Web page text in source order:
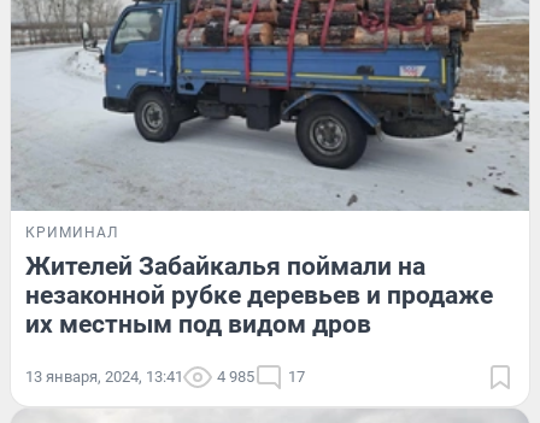
КРИМИНАЛ
Жителей Забайкалья поймали на
незаконной рубке деревьев и продаже
их местным под видом дров
13 января, 2024, 13:41 4 985 17